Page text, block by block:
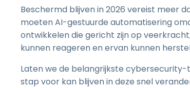
Beschermd blijven in 2026 vereist meer
moeten AI-gestuurde automatisering
ontwikkelen die gericht zijn op
kunnen reageren en ervan kunnen
Laten we de belangrijkste
stap voor kan blijven in deze snel